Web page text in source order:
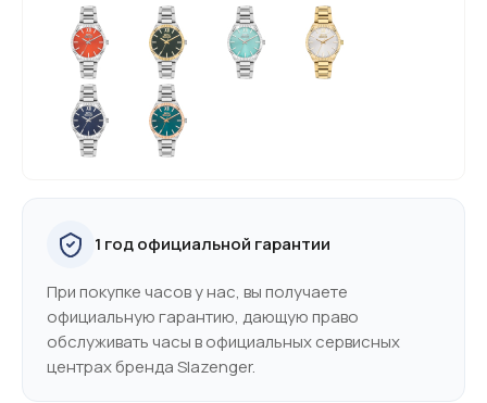
1 год официальной гарантии
При покупке часов у нас, вы получаете
официальную гарантию, дающую право
обслуживать часы в официальных сервисных
центрах бренда Slazenger.